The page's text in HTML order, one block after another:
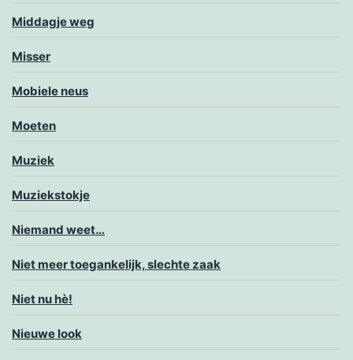
Middagje weg
Misser
Mobiele neus
Moeten
Muziek
Muziekstokje
Niemand weet…
Niet meer toegankelijk, slechte zaak
Niet nu hè!
Nieuwe look